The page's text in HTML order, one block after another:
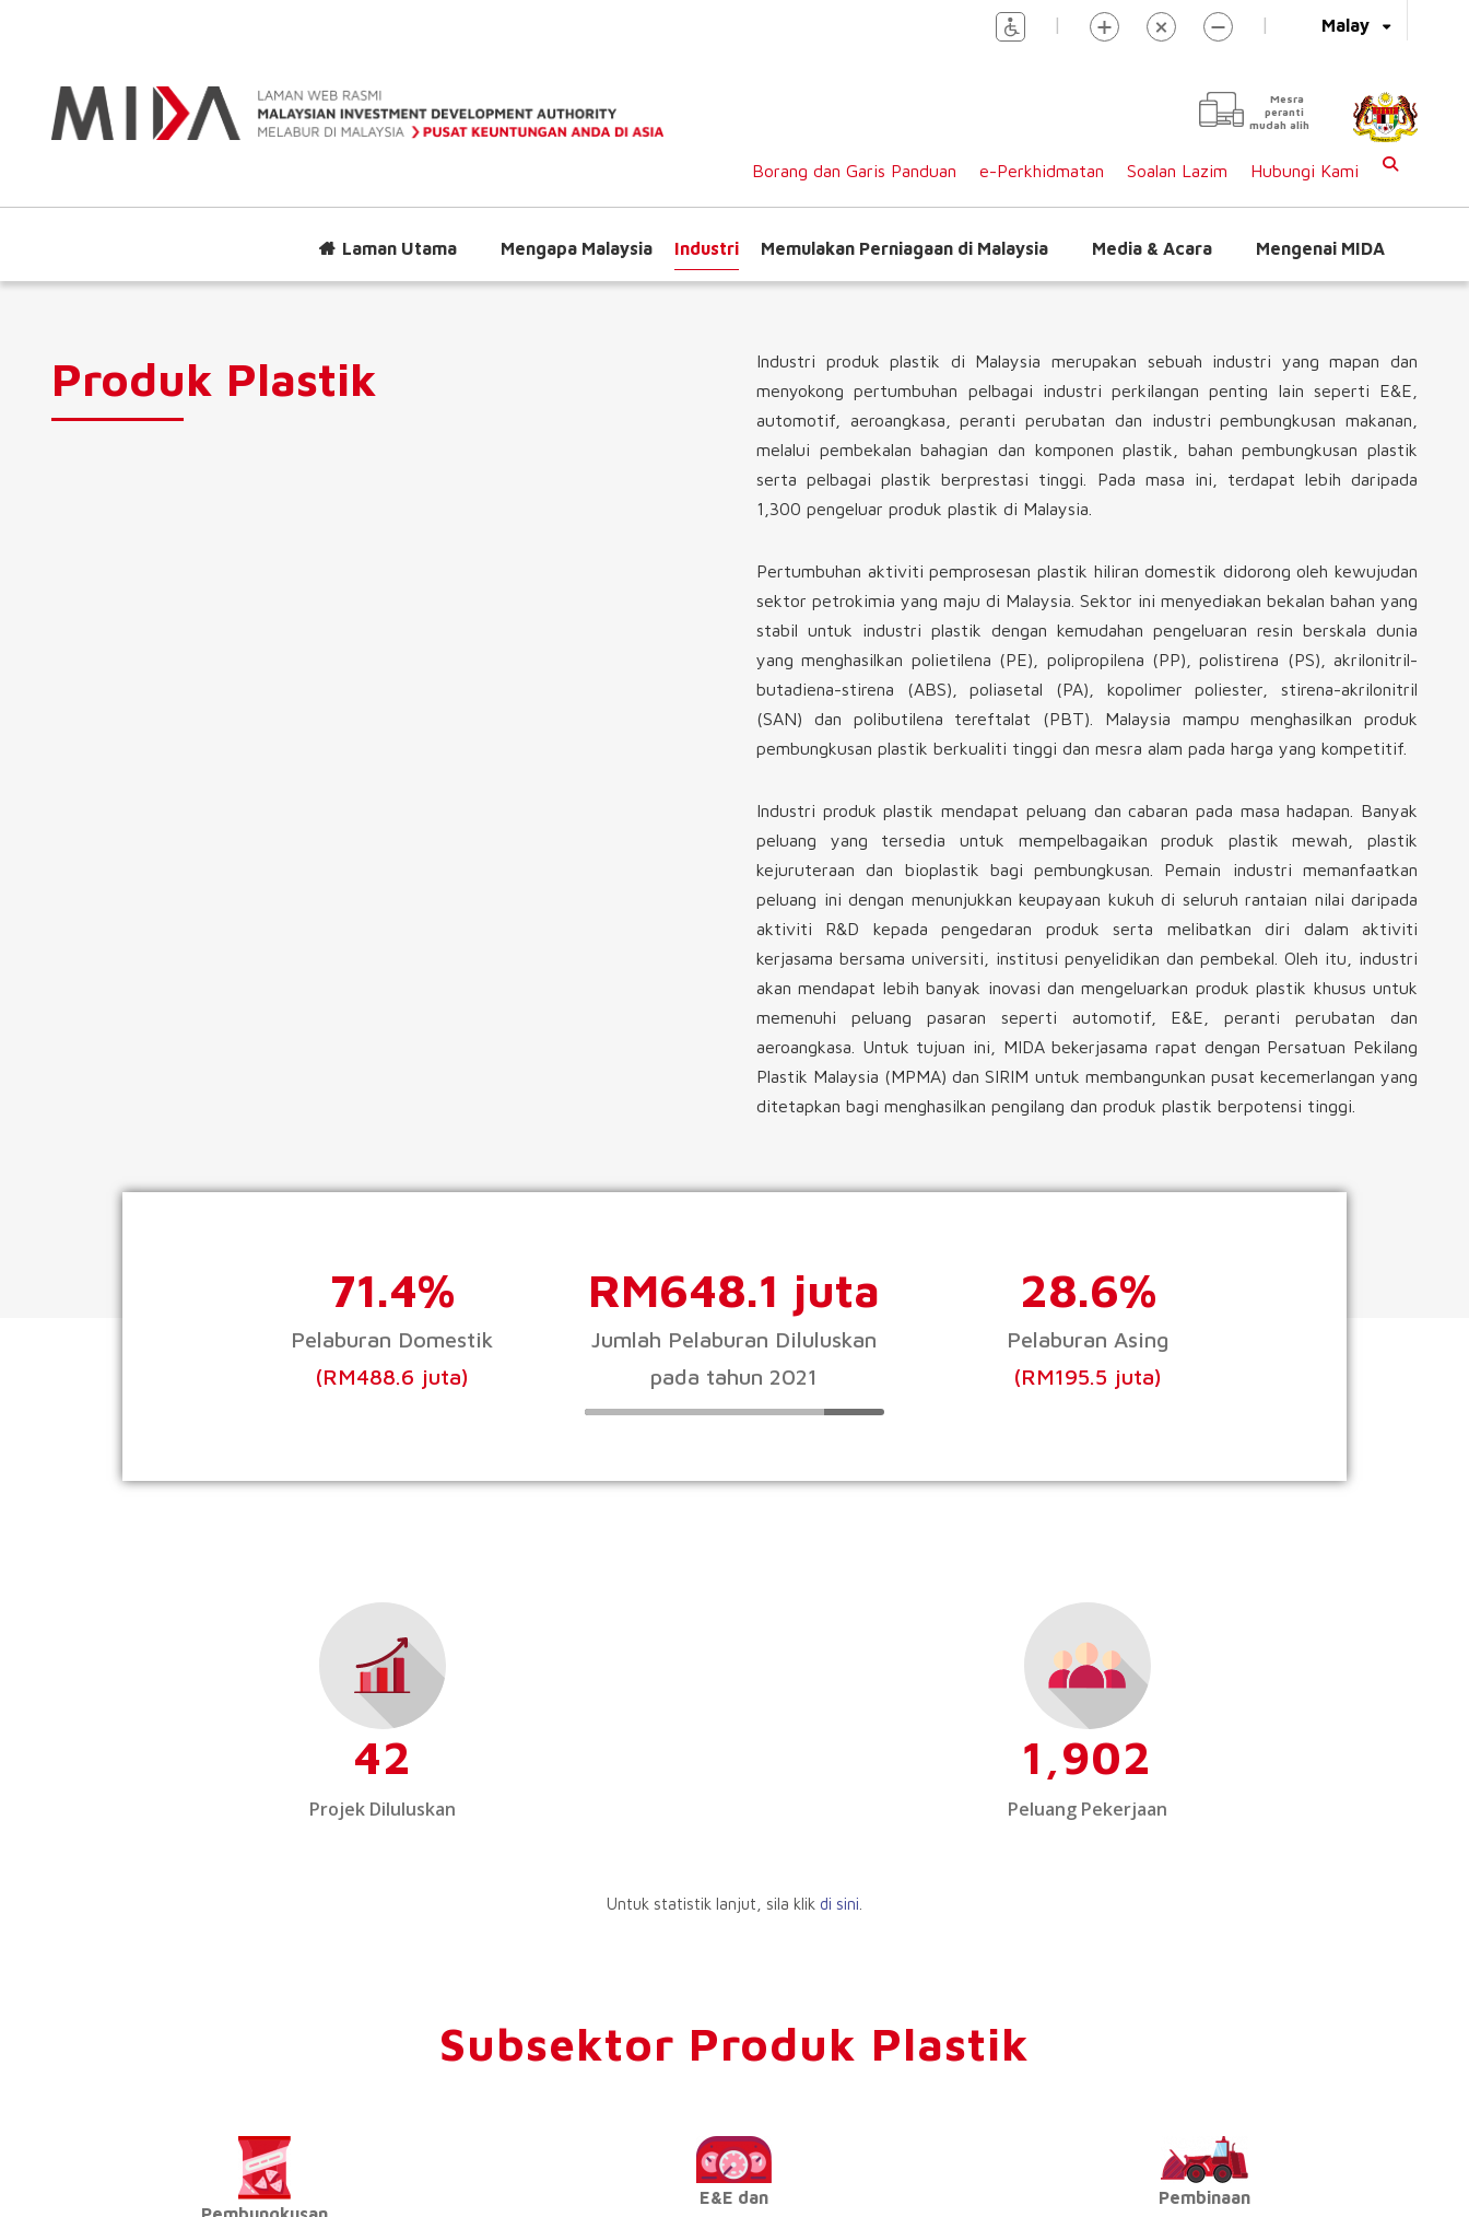
Malay
| |
Mesra
peranti
mudah alih
Borang dan Garis Panduan e-Perkhidmatan Soalan Lazim Hubungi Kami
Laman Utama Mengapa Malaysia Industri Memulakan Perniagaan di Malaysia Media & Acara Mengenai MIDA
Produk Plastik
Industri produk plastik di Malaysia merupakan sebuah industri yang mapan dan
menyokong pertumbuhan pelbagai industri perkilangan penting lain seperti E&E,
automotif, aeroangkasa, peranti perubatan dan industri pembungkusan makanan,
melalui pembekalan bahagian dan komponen plastik, bahan pembungkusan plastik
serta pelbagai plastik berprestasi tinggi. Pada masa ini, terdapat lebih daripada
1,300 pengeluar produk plastik di Malaysia.
Pertumbuhan aktiviti pemprosesan plastik hiliran domestik didorong oleh kewujudan
sektor petrokimia yang maju di Malaysia. Sektor ini menyediakan bekalan bahan yang
stabil untuk industri plastik dengan kemudahan pengeluaran resin berskala dunia
yang menghasilkan polietilena (PE), polipropilena (PP), polistirena (PS), akrilonitril-
butadiena-stirena (ABS), poliasetal (PA), kopolimer poliester, stirena-akrilonitril
(SAN) dan polibutilena tereftalat (PBT). Malaysia mampu menghasilkan produk
pembungkusan plastik berkualiti tinggi dan mesra alam pada harga yang kompetitif.
Industri produk plastik mendapat peluang dan cabaran pada masa hadapan. Banyak
peluang yang tersedia untuk mempelbagaikan produk plastik mewah, plastik
kejuruteraan dan bioplastik bagi pembungkusan. Pemain industri memanfaatkan
peluang ini dengan menunjukkan keupayaan kukuh di seluruh rantaian nilai daripada
aktiviti R&D kepada pengedaran produk serta melibatkan diri dalam aktiviti
kerjasama bersama universiti, institusi penyelidikan dan pembekal. Oleh itu, industri
akan mendapat lebih banyak inovasi dan mengeluarkan produk plastik khusus untuk
memenuhi peluang pasaran seperti automotif, E&E, peranti perubatan dan
aeroangkasa. Untuk tujuan ini, MIDA bekerjasama rapat dengan Persatuan Pekilang
Plastik Malaysia (MPMA) dan SIRIM untuk membangunkan pusat kecemerlangan yang
ditetapkan bagi menghasilkan pengilang dan produk plastik berpotensi tinggi.
71.4%
Pelaburan Domestik
(RM488.6 juta)
RM648.1 juta
Jumlah Pelaburan Diluluskan
pada tahun 2021
28.6%
Pelaburan Asing
(RM195.5 juta)
42
Projek Diluluskan
1,902
Peluang Pekerjaan
Untuk statistik lanjut, sila klik di sini
Subsektor Produk Plastik
E&E dan
Pembinaan